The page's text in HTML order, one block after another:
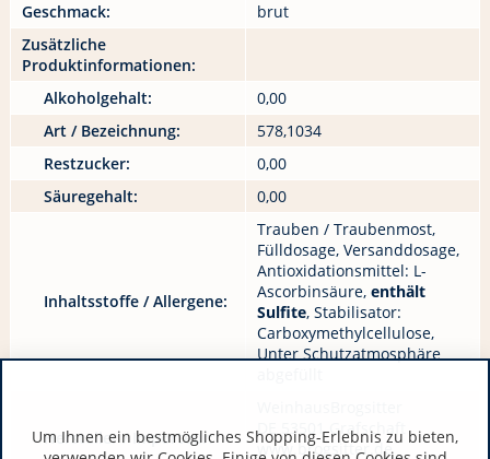
Geschmack:
brut
Zusätzliche
Produktinformationen:
Alkoholgehalt:
0,00
Art / Bezeichnung:
578,1034
Restzucker:
0,00
Säuregehalt:
0,00
Inhaltsstoffe / Allergene:
Trauben / Traubenmost,
Fülldosage, Versanddosage,
Antioxidationsmittel: L-
Ascorbinsäure, enthält
Sulfite, Stabilisator:
Carboxymethylcellulose,
Unter Schutzatmosphäre
Hersteller / Importeur:
DE 53501 Grafschaft
www.brogsitter.de
Um Ihnen ein bestmögliches Shopping-Erlebnis zu bieten,